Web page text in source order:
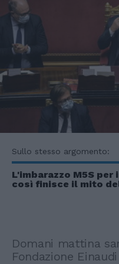
Sullo stesso argomento:
L'imbarazzo M5S per
così finisce il mito
Domani mattina
Fondazione Einaudi